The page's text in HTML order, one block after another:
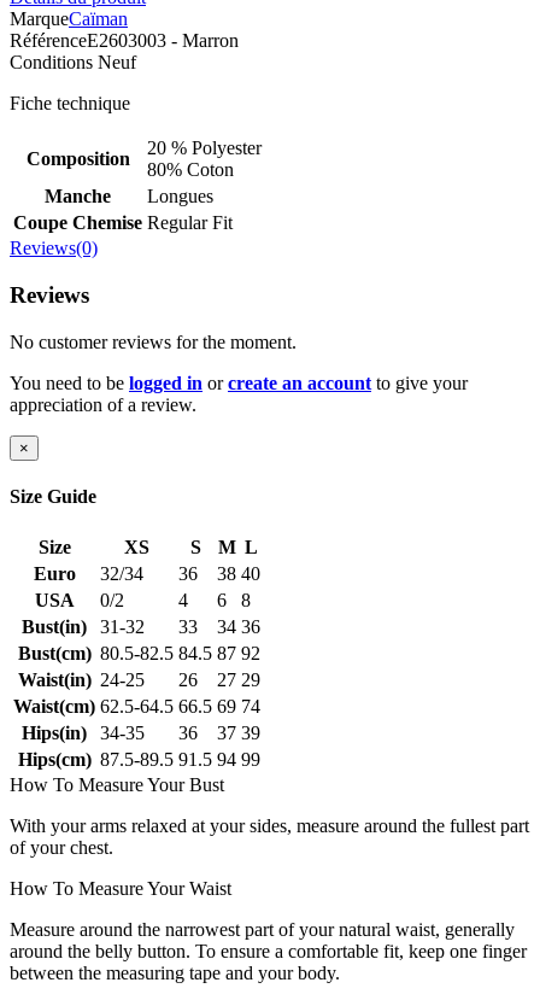
MarqueCaïman
RéférenceE2603003 - Marron
Conditions Neuf
Fiche technique
Composition
20 % Polyester
80% Coton
Manche
Longues
Coupe Chemise Regular Fit
Reviews(0)
Reviews
No customer reviews for the moment.
You need to be logged in orcreate an account to give your
appreciation of a review.
×
Size Guide
Size XS S M L
Euro
32/34 36 38 40
USA
0/2 4 6
8
Bust(in)
31-32 33 34 36
Bust(cm) 80.5-82.5 84.5 87 92
Waist(in) 24-25 26 27 29
Waist(cm) 62.5-64.5 66.5 69 74
Hips(in)
34-35 36 37 39
Hips(cm) 87.5-89.5 91.5 94 99
How To Measure Your Bust
With your arms relaxed at your sides, measure around the fullest part
of your chest.
How To Measure Your Waist
Measure around the narrowest part of your natural waist, generally
around the belly button. To ensure a comfortable fit, keep one finger
between the measuring tape and your body.